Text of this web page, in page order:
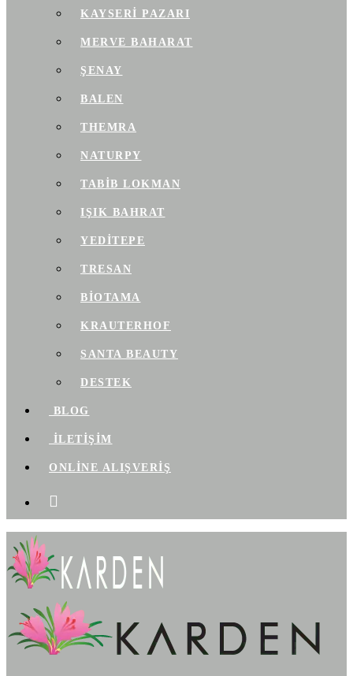
KAYSERI PAZARI
MERVE BAHARAT
ŞENAY
BALEN
THEMRA
NATURPY
TABIB LOKMAN
IŞIK BAHRAT
YEDITEPE
TRESAN
BIOTAMA
KRAUTERHOF
SANTA BEAUTY
DESTEK
BLOG
İLETİŞİM
ONLİNE ALIŞVERİŞ